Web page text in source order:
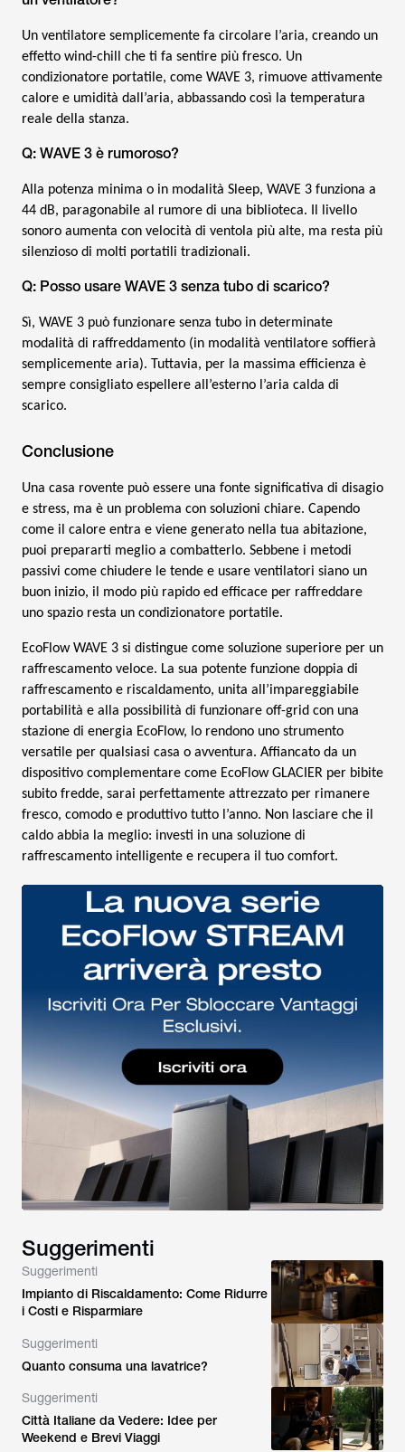
Un ventilatore semplicemente fa circolare l’aria, creando un
effetto wind-chill che ti fa sentire più fresco. Un
condizionatore portatile, come WAVE 3, rimuove attivamente
calore e umidità dall’aria, abbassando così la temperatura
reale della stanza.
Q: WAVE 3 è rumoroso?
Alla potenza minima o in modalità Sleep, WAVE 3 funziona a
44 dB, paragonabile al rumore di una biblioteca. Il livello
sonoro aumenta con velocità di ventola più alte, ma resta più
silenzioso di molti portatili tradizionali.
Q: Posso usare WAVE 3 senza tubo di scarico?
Sì, WAVE 3 può funzionare senza tubo in determinate
modalità di raffreddamento (in modalità ventilatore soffierà
semplicemente aria). Tuttavia, per la massima efficienza è
sempre consigliato espellere all’esterno l’aria calda di
scarico.
Conclusione
Una casa rovente può essere una fonte significativa di disagio
e stress, ma è un problema con soluzioni chiare. Capendo
come il calore entra e viene generato nella tua abitazione,
puoi prepararti meglio a combatterlo. Sebbene i metodi
passivi come chiudere le tende e usare ventilatori siano un
buon inizio, il modo più rapido ed efficace per raffreddare
uno spazio resta un condizionatore portatile.
EcoFlow WAVE 3 si distingue come soluzione superiore per un
raffrescamento veloce. La sua potente funzione doppia di
raffrescamento e riscaldamento, unita all’impareggiabile
portabilità e alla possibilità di funzionare off-grid con una
stazione di energia EcoFlow, lo rendono uno strumento
versatile per qualsiasi casa o avventura. Affiancato da un
dispositivo complementare come EcoFlow GLACIER per bibite
subito fredde, sarai perfettamente attrezzato per rimanere
fresco, comodo e produttivo tutto l’anno. Non lasciare che il
caldo abbia la meglio: investi in una soluzione di
raffrescamento intelligente e recupera il tuo comfort.
Suggerimenti
Suggerimenti
Impianto di Riscaldamento: Come Ridurre
i Costi e Risparmiare
Suggerimenti
Quanto consuma una lavatrice?
Suggerimenti
Città Italiane da Vedere: Idee per
Weekend e Brevi Viaggi